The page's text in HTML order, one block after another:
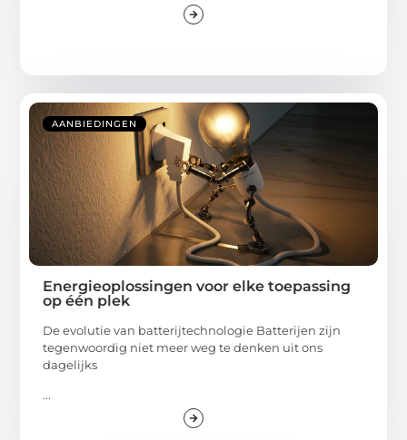
AANBIEDINGEN
Energieoplossingen voor elke toepassing
op één plek
De evolutie van batterijtechnologie Batterijen zijn
tegenwoordig niet meer weg te denken uit ons
dagelijks
...